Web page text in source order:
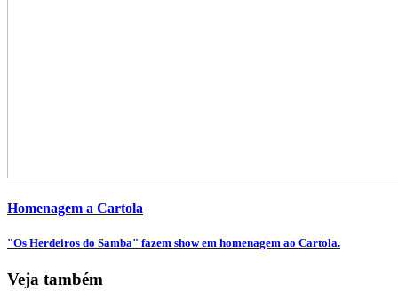
Homenagem a Cartola
"Os Herdeiros do Samba" fazem show em homenagem ao Cartola.
Veja também